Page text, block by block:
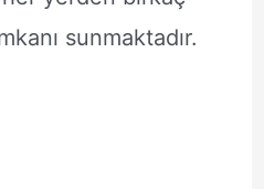
sunmaktadır.